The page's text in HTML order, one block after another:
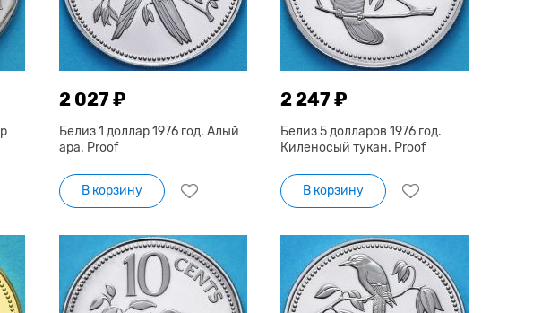
2 027 ₽
Белиз 1 доллар 1976 год. Алый
ара. Proof
В корзину
2 247 ₽
Белиз 5 долларов 1976 год.
Киленосый тукан. Proof
В корзину